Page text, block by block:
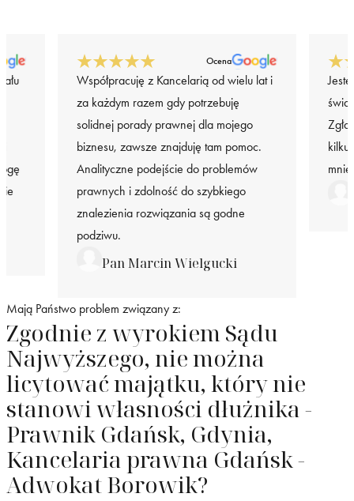
Ocena
Współpracuję z Kancelarią od wielu lat i
za każdym razem gdy potrzebuję
solidnej porady prawnej dla mojego
biznesu, zawsze znajduję tam pomoc.
Analityczne podejście do problemów
prawnych i zdolność do szybkiego
znalezienia rozwiązania są godne
podziwu.
Pan Marcin Wielgucki
kilku
Mają Państwo problem związany z:
Zgodnie z wyrokiem Sądu
Najwyższego, nie można
licytować majątku, który nie
stanowi własności dłużnika -
Prawnik Gdańsk, Gdynia,
Kancelaria prawna Gdańsk -
Adwokat Borowik?